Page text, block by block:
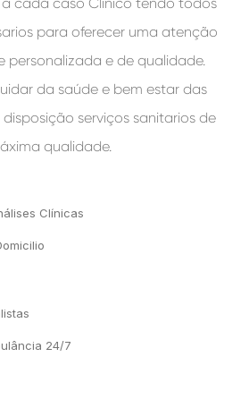
para oferecer uma atenção
personalizada e de qualidade.
da saúde e bem estar das
serviços sanitarios de
qualidade.
Clínicas
24/7